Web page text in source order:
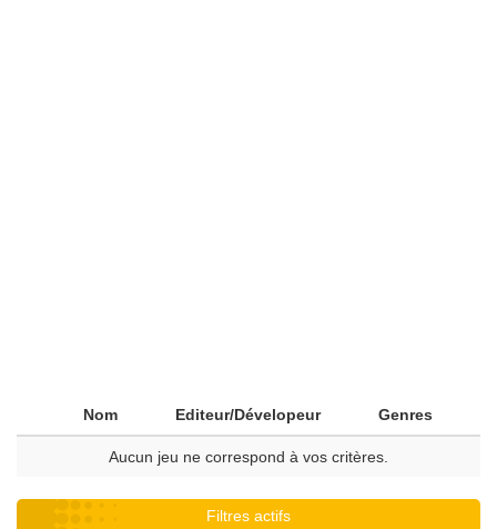
Nom Editeur/Dévelopeur Genres
Aucun jeu ne correspond à vos critères.
Filtres actifs